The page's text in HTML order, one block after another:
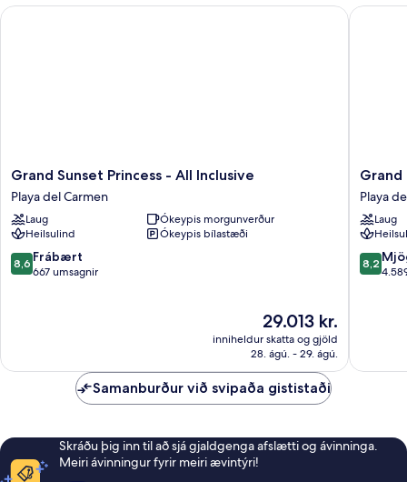
(deluxe)
Grand
Sunset
Princess
-
All
Inclusive
Playa
Grand Sunset Princess - All Inclusive
Playa del Carmen
Laug
Ókeypis morgunverður
Heilsulind
Ókeypis bílastæði
8.6
af
8,6 Frábært
667 umsagnir
Verðið
er
29.013 kr.
29.013 kr.
inniheldur skatta og gjöld
28. ágú. - 29. ágú.
Grand Sunset Princess - All Inclusive
Grand
Riviera
Princess
-
All
Inclusive
Playa
Grand
Playa
Laug
8.2
af
8,2
Grand
Samanburður við svipaða gististaði
Skráðu þig inn til að sjá gjaldgenga afslætti og ávinninga.
Meiri ávinningur fyrir meiri ævintýri!